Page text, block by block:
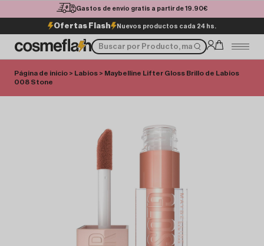
Gastos de envío gratis a partir de 19.90€
Ofertas Flash Nuevos productos cada 24 hs.
Página de inicio > Labios > Maybelline Lifter Gloss Brillo de Labios
008 Stone